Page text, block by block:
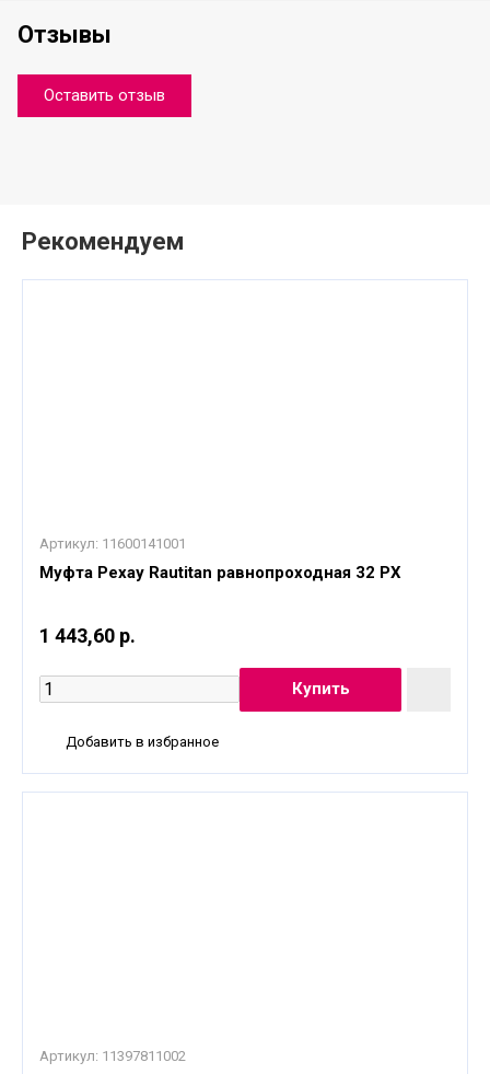
Отзывы
Оставить отзыв
Рекомендуем
Артикул: 11600141001
Муфта Рехау Rautitan равнопроходная 32 PХ
1 443,60 р.
Добавить в избранное
Артикул: 11397811002